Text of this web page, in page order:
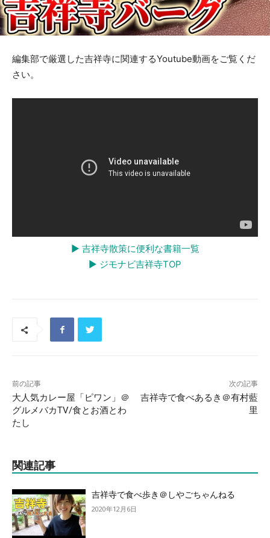
編集部で厳選した吉祥寺に関連するYoutube動画をご覧くだ
さい。
▶︎ 吉祥寺散策に便利な書籍一覧
▶︎ ジモナビ吉祥寺TOP
前の記事
大人気カレー屋「ピワン」＠
グルメバカTV/食とお酒とわ
たし
次の記事
吉祥寺で食べあるき＠有村藍
里
関連記事
吉祥寺で食べ歩き＠しやごちゃんねる
2020年12月6日